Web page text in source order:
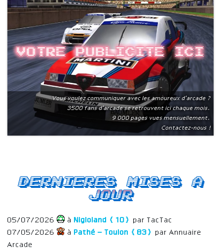
Votre publicite ici
Vous voulez communiquer avec les amoureux d'arcade ?
3500 fans d'arcade se retrouvent ici chaque mois.
9 000 pages vues mensuellement.
Contactez-nous !
Dernieres mises a
jour
05/07/2026 à Nigloland (10)
par TacTac
07/05/2026
à Pathé – Toulon (83)
par Annuaire
Arcade